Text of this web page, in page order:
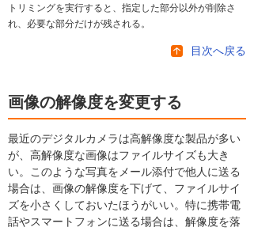
トリミングを実行すると、指定した部分以外が削除さ
れ、必要な部分だけが残される。
目次へ戻る
画像の解像度を変更する
最近のデジタルカメラは高解像度な製品が多い
が、高解像度な画像はファイルサイズも大き
い。このような写真をメール添付で他人に送る
場合は、画像の解像度を下げて、ファイルサイ
ズを小さくしておいたほうがいい。特に携帯電
話やスマートフォンに送る場合は、解像度を落